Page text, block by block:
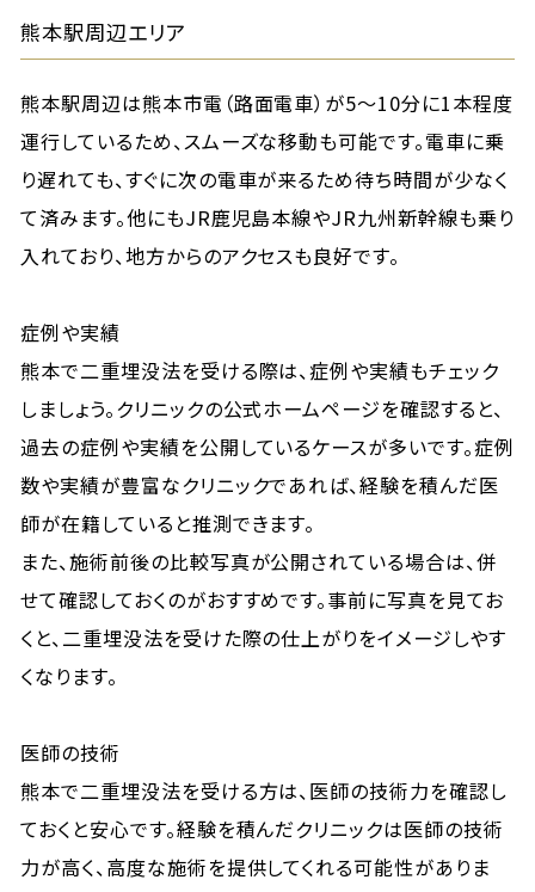
熊本駅周辺エリア
熊本駅周辺は熊本市電（路面電車）が5～10分に1本程度
運行しているため、スムーズな移動も可能です。電車に乗
り遅れても、すぐに次の電車が来るため待ち時間が少なく
て済みます。他にもJR鹿児島本線やJR九州新幹線も乗り
入れており、地方からのアクセスも良好です。
症例や実績
熊本で二重埋没法を受ける際は、症例や実績もチェック
しましょう。クリニックの公式ホームページを確認すると、
過去の症例や実績を公開しているケースが多いです。症例
数や実績が豊富なクリニックであれば、経験を積んだ医
師が在籍していると推測できます。
また、施術前後の比較写真が公開されている場合は、併
せて確認しておくのがおすすめです。事前に写真を見てお
くと、二重埋没法を受けた際の仕上がりをイメージしやす
くなります。
医師の技術
熊本で二重埋没法を受ける方は、医師の技術力を確認し
ておくと安心です。経験を積んだクリニックは医師の技術
力が高く、高度な施術を提供してくれる可能性がありま